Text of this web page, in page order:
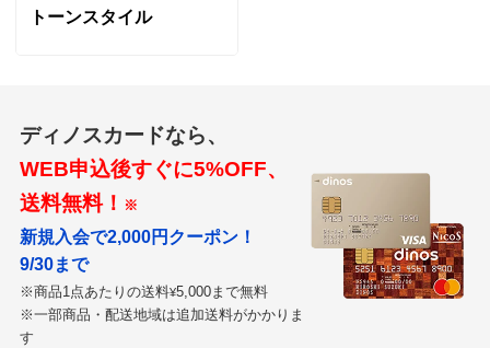
トーンスタイル
ディノスカードなら、
WEB申込後すぐに5%OFF、
送料無料！ ※
新規入会で2,000円クーポン！
9/30まで
※商品1点あたりの送料¥5,000まで無料
※一部商品・配送地域は追加送料がかかりま
す